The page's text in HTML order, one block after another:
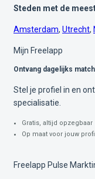
Steden met de
Amsterdam, Utrecht,
Mijn Freelapp
Ontvang dagelijks
Stel je profiel in en
specialisatie.
Gratis, altijd opzegbaar
Op maat voor jouw
Freelapp Pulse